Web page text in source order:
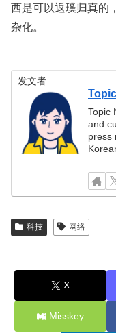
西是可以返璞归真的
杂化。
发文者
Topic
and
press
科技 网络
X
Misskey